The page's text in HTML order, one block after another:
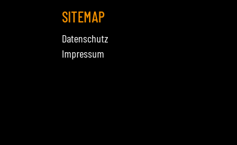
SITEMAP
Datenschutz
Impressum